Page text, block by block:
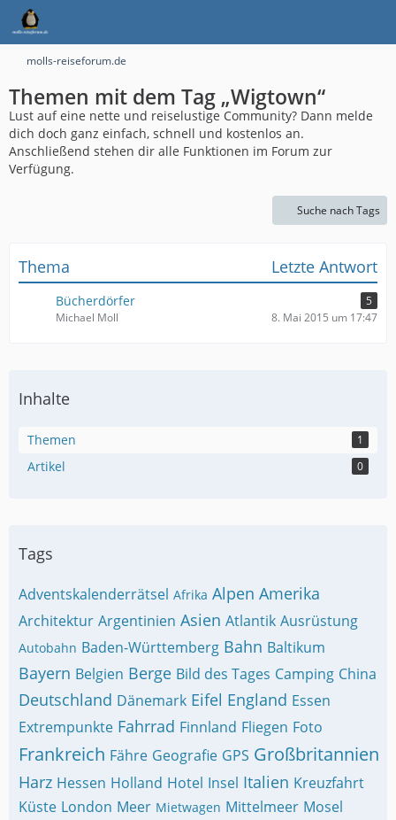
molls-reiseforum.de
Themen mit dem Tag „Wigtown“
Lust auf eine nette und reiselustige Community? Dann melde
dich doch ganz einfach, schnell und kostenlos an.
Anschließend stehen dir alle Funktionen im Forum zur
Verfügung.
Suche nach Tags
Thema Letzte Antwort
Bücherdörfer
5
Michael Moll
8. Mai 2015 um 17:47
Inhalte
Themen 1
Artikel 0
Tags
Adventskalenderrätsel Afrika Alpen Amerika
Architektur Argentinien Asien Atlantik Ausrüstung
Autobahn Baden-Württemberg Bahn Baltikum
Bayern Belgien Berge Bild des Tages Camping China
Deutschland Dänemark Eifel England Essen
Extrempunkte Fahrrad Finnland Fliegen Foto
Frankreich Fähre Geografie GPS Großbritannien
Harz Hessen Holland Hotel Insel Italien Kreuzfahrt
Küste London Meer Mietwagen Mittelmeer Mosel